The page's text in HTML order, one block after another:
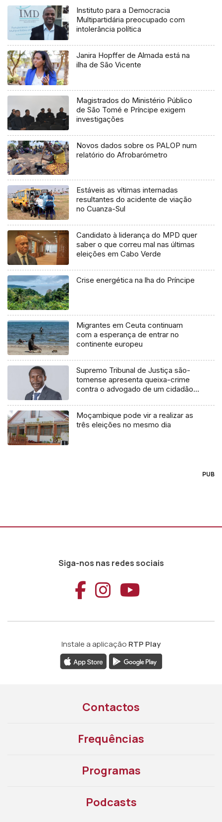
Instituto para a Democracia
Multipartidária preocupado com
intolerância política
Janira Hopffer de Almada está na
ilha de São Vicente
Magistrados do Ministério Público
de São Tomé e Príncipe exigem
investigações
Novos dados sobre os PALOP num
relatório do Afrobarómetro
Estáveis as vítimas internadas
resultantes do acidente de viação
no Cuanza-Sul
Candidato à liderança do MPD quer
saber o que correu mal nas últimas
eleições em Cabo Verde
Crise energética na lha do Príncipe
Migrantes em Ceuta continuam
com a esperança de entrar no
continente europeu
Supremo Tribunal de Justiça são-
tomense apresenta queixa-crime
contra o advogado de um cidadão
Moçambique pode vir a realizar as
três eleições no mesmo dia
PUB
Siga-nos nas redes sociais
Aceder ao
Aceder ao
Aceder
Instale a aplicação RTP Play
Contactos
Frequências
Programas
Podcasts